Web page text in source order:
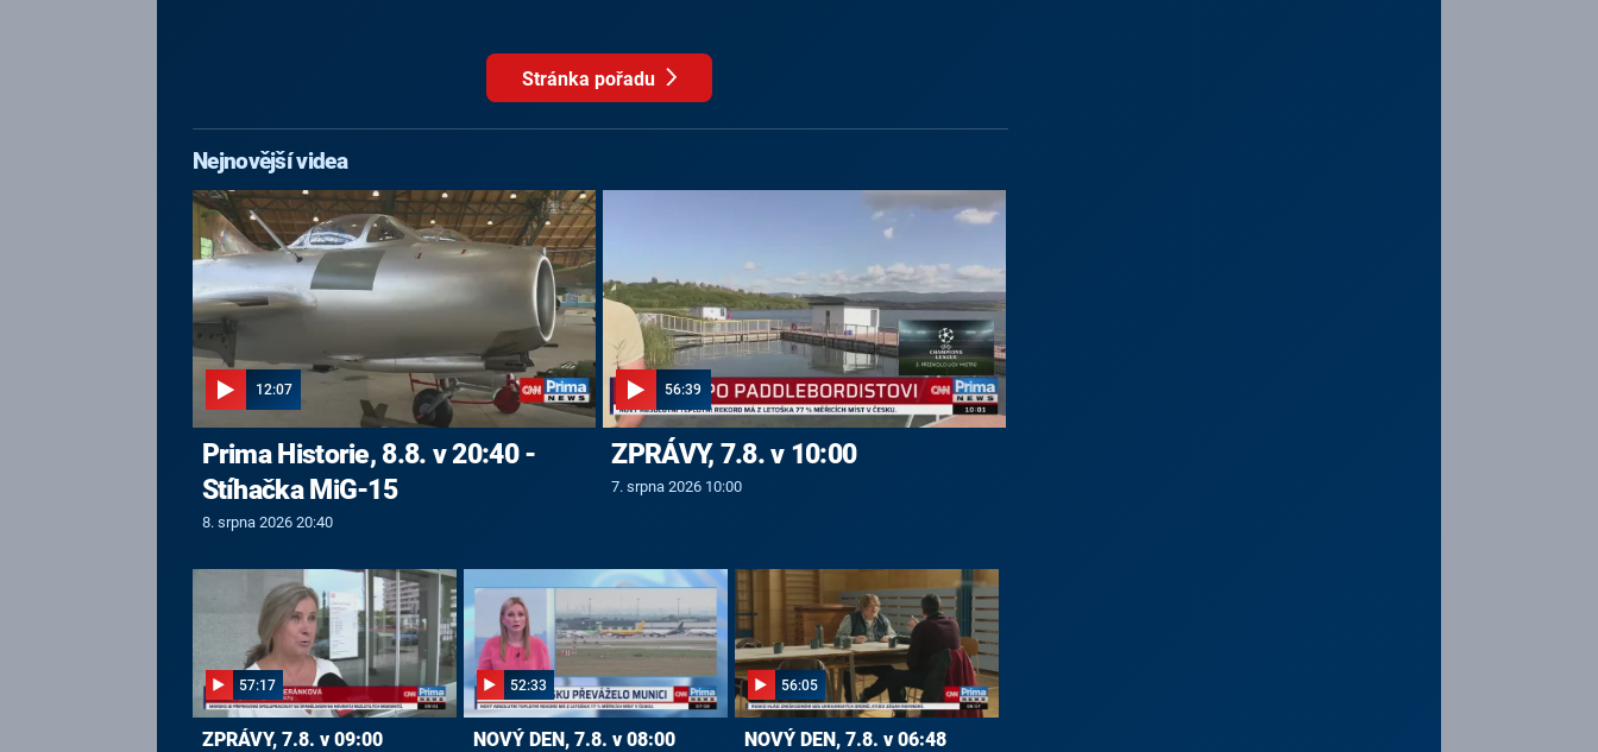
Stránka pořadu
Nejnovější videa
12:07
Prima Historie, 8.8. v 20:40 -
Stíhačka MiG-15
8. srpna 2026 20:40
56:39
ZPRÁVY, 7.8. v 10:00
7. srpna 2026 10:00
57:17
ZPRÁVY, 7.8. v 09:00
52:33
NOVÝ DEN, 7.8. v 08:00
56:05
NOVÝ DEN, 7.8. v 06:48